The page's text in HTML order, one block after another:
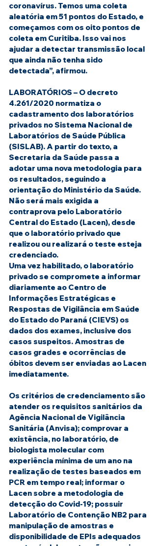
coronavírus. Temos uma coleta
aleatória em 51 pontos do Estado, e
começamos com os oito pontos de
coleta em Curitiba. Isso vai nos
ajudar a detectar transmissão local
que ainda não tenha sido
detectada”, afirmou.
LABORATÓRIOS – O decreto
4.261/2020 normatiza o
cadastramento dos laboratórios
privados no Sistema Nacional de
Laboratórios de Saúde Pública
(SISLAB). A partir do texto, a
Secretaria da Saúde passa a
adotar uma nova metodologia para
os resultados, seguindo a
orientação do Ministério da Saúde.
Não será mais exigida a
contraprova pelo Laboratório
Central do Estado (Lacen), desde
que o laboratório privado que
realizou ou realizará o teste esteja
credenciado.
Uma vez habilitado, o laboratório
privado se compromete a informar
diariamente ao Centro de
Informações Estratégicas e
Respostas de Vigilância em Saúde
do Estado do Paraná (CIEVS) os
dados dos exames, inclusive dos
casos suspeitos. Amostras de
casos grades e ocorrências de
óbitos devem ser enviadas ao Lacen
imediatamente.
Os critérios de credenciamento são
atender os requisitos sanitários da
Agência Nacional de Vigilância
Sanitária (Anvisa); comprovar a
existência, no laboratório, de
biologista molecular com
experiência mínima de um ano na
realização de testes baseados em
PCR em tempo real; informar o
Lacen sobre a metodologia de
detecção do Covid-19; possuir
Laboratório de Contenção NB2 para
manipulação de amostras e
disponibilidade de EPIs adequados